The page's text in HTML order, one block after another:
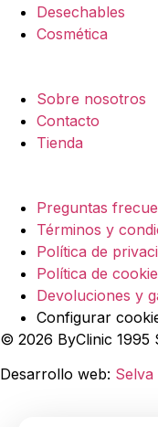
Desechables
Cosmética
Sobre nosotros
Contacto
Tienda
Preguntas
Términos y
Política de
Política de
Devoluciones y
Configurar
© 2026 ByClinic 1995
Desarrollo web: Selva